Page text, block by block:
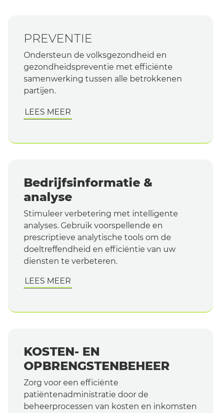
PREVENTIE
Ondersteun de volksgezondheid en
gezondheidspreventie met efficiënte
samenwerking tussen alle betrokkenen
partijen.
LEES MEER
Bedrijfsinformatie &
analyse
Stimuleer verbetering met intelligente
analyses. Gebruik voorspellende en
prescriptieve analytische tools om de
doeltreffendheid en efficiëntie van uw
diensten te verbeteren.
LEES MEER
KOSTEN- EN
OPBRENGSTENBEHEER
Zorg voor een efficiënte
patiëntenadministratie door de
beheerprocessen van kosten en inkomsten